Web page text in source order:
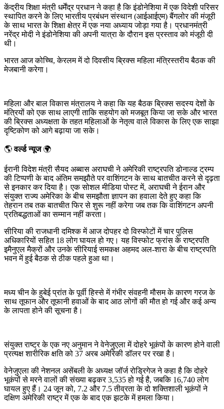
केंद्रीय शिक्षा मंत्री धर्मेंद्र प्रधान ने कहा है कि इंडोनेशिया में एक विदेशी परिसर
स्थापित करने के लिए भारतीय प्रबंधन संस्थान (आईआईएम) बैंगलोर की मंजूरी
के साथ भारत के शिक्षा क्षेत्र में एक नया अध्याय जोड़ा गया है। प्रधानमंत्री
नरेंद्र मोदी ने इंडोनेशिया की अपनी यात्रा के दौरान इस प्रस्ताव को मंजूरी दी
थी।
भारत आज कोच्चि, केरलम में दो दिवसीय ब्रिक्स महिला मंत्रिस्तरीय बैठक की
मेजबानी करेगा।
महिला और बाल विकास मंत्रालय ने कहा कि यह बैठक ब्रिक्स सदस्य देशों के
मंत्रियों को एक साथ लाएगी ताकि सहयोग को मजबूत किया जा सके और भारत
की ब्रिक्स अध्यक्षता के तहत महिलाओं के नेतृत्व वाले विकास के लिए एक साझा
दृष्टिकोण को आगे बढ़ाया जा सके।
🌎वर्ल्ड न्यूज🌍
ईरानी विदेश मंत्री सैयद अब्बास अराघची ने अमेरिकी राष्ट्रपति डोनाल्ड ट्रम्प
की टिप्पणी के बाद अंतिम समझौते पर वाशिंगटन के साथ बातचीत करने से दृढ़ता
से इनकार कर दिया है। एक सोशल मीडिया पोस्ट में, अराघची ने ईरान और
संयुक्त राज्य अमेरिका के बीच समझौता ज्ञापन का हवाला देते हुए कहा कि
तेहरान तब तक बातचीत फिर से शुरू नहीं करेगा जब तक कि वाशिंगटन अपनी
प्रतिबद्धताओं का सम्मान नहीं करता।
सीरिया की राजधानी दमिश्क में आज दोपहर दो विस्फोटों में चार पुलिस
अधिकारियों सहित 18 लोग घायल हो गए। यह विस्फोट फ्रांस के राष्ट्रपति
इमैनुएल मैक्रों और उनके सीरियाई समकक्ष अहमद अल-शारा के बीच राष्ट्रपति
भवन में हुई बैठक से ठीक पहले हुआ था।
मध्य चीन के हुबेई प्रांत के पूर्वी हिस्से में गंभीर संवहनी मौसम के कारण गरज के
साथ तूफान और तूफानी हवाओं के बाद आठ लोगों की मौत हो गई और कई अन्य
के लापता होने की सूचना है।
संयुक्त राष्ट्र के एक नए अनुमान ने वेनेजुएला में दोहरे भूकंपों के कारण होने वाली
प्रत्यक्ष शारीरिक क्षति को 37 अरब अमेरिकी डॉलर पर रखा है।
वेनेजुएला की नेशनल असेंबली के अध्यक्ष जॉर्ज रोड्रिगेज ने कहा है कि दोहरे
भूकंपों से मरने वालों की संख्या बढ़कर 3,535 हो गई है, जबकि 16,740 लोग
घायल हुए हैं। 24 जून को, 7.2 और 7.5 तीव्रता के दो शक्तिशाली भूकंपों ने
दक्षिण अमेरिकी राष्ट्र में एक के बाद एक झटके में हमला किया।